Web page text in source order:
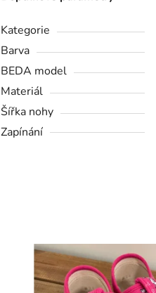
Kategorie
Barva
BEDA model
Materiál
Šířka nohy
Zapínání